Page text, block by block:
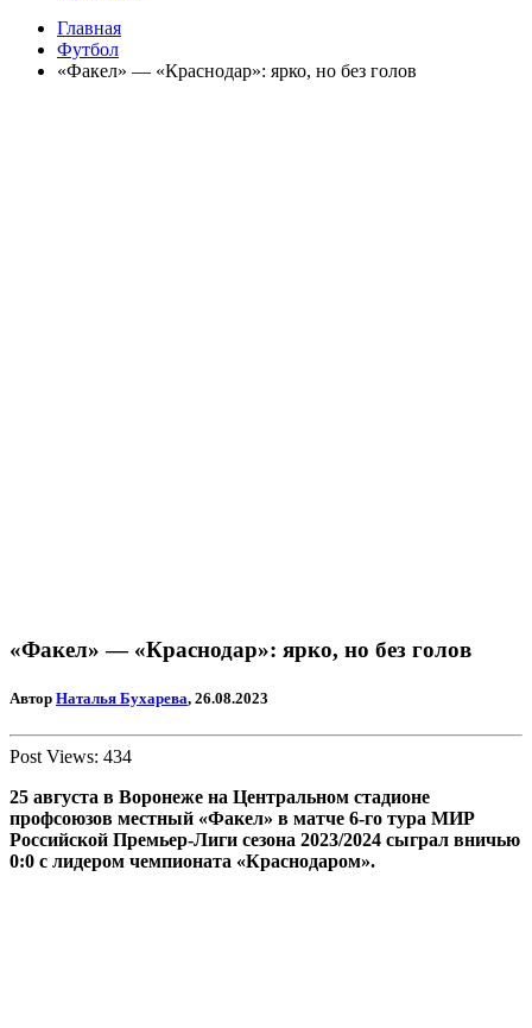
Главная
Футбол
«Факел» — «Краснодар»: ярко, но без голов
«Факел» — «Краснодар»: ярко, но без голов
Автор Наталья Бухарева, 26.08.2023
Post Views: 434
25 августа в Воронеже на Центральном стадионе
профсоюзов местный «Факел» в матче 6-го тура МИР
Российской Премьер-Лиги сезона 2023/2024 сыграл вничью
0:0 с лидером чемпионата «Краснодаром».